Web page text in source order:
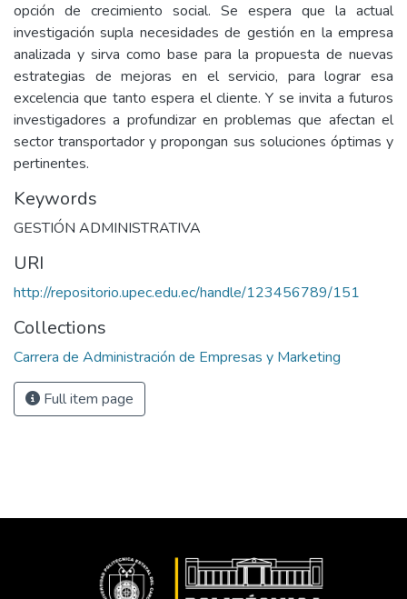
opción de crecimiento social. Se espera que la actual
investigación supla necesidades de gestión en la empresa
analizada y sirva como base para la propuesta de nuevas
estrategias de mejoras en el servicio, para lograr esa
excelencia que tanto espera el cliente. Y se invita a futuros
investigadores a profundizar en problemas que afectan el
sector transportador y propongan sus soluciones óptimas y
pertinentes.
Keywords
GESTIÓN ADMINISTRATIVA
URI
http://repositorio.upec.edu.ec/handle/123456789/151
Collections
Carrera de Administración de Empresas y Marketing
Full item page